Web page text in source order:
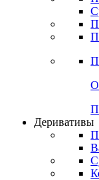
Деривативы